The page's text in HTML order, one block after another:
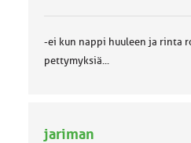
-ei kun nappi huuleen ja rinta
pettymyksiä...
jariman